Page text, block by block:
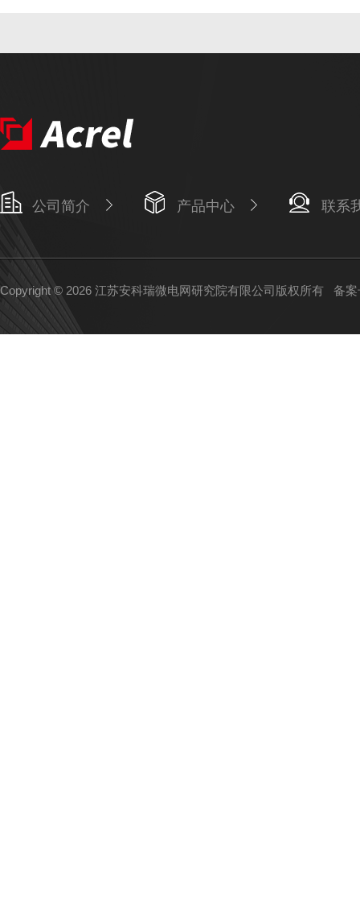
公司简介 产品中心 联系
Copyright © 2026 江苏安科瑞微电网研究院有限公司版权所有 备案